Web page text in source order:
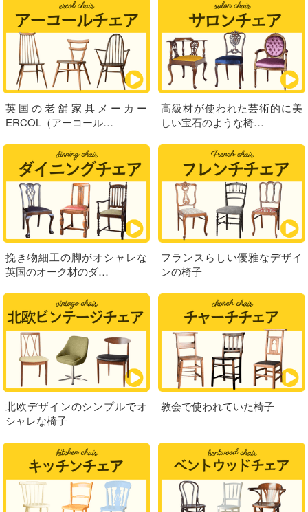
英国の老舗家具メーカー
ERCOL（アーコール…
高級材が使われた芸術的に美
しい宝石のような椅…
挽き物細工の脚がオシャレな
英国のオーク材のダ…
フランスらしい優雅なデザイ
ンの椅子
北欧デザインのシンプルでオ
シャレな椅子
教会で使われていた椅子